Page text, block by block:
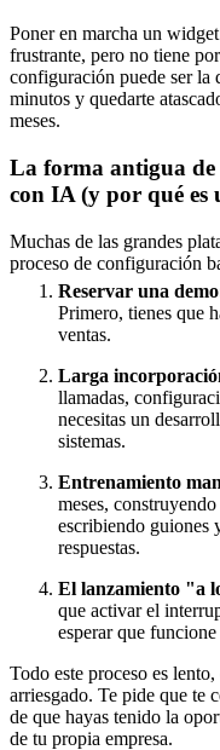
Poner en marcha un
frustrante, pero no tiene
configuración puede ser la
minutos y quedarte
meses.
La forma antigua
con IA (y por qué es
Muchas de las grandes
proceso de configuración
Reservar una
Primero, tienes que
ventas.
Larga
llamadas,
necesitas un
sistemas.
Entrenamiento
meses,
escribiendo guiones
respuestas.
El lanzamiento "a
que activar el
esperar que funcione
Todo este proceso es
arriesgado. Te pide que te
de que hayas tenido la
de tu propia empresa.